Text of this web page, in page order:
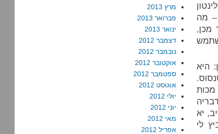
– מה
מכן,
היא
יא
לי
מרץ 2013
פברואר 2013
ינואר 2013
דצמבר 2012
נובמבר 2012
אוקטובר 2012
ספטמבר 2012
אוגוסט 2012
יולי 2012
יוני 2012
מאי 2012
אפריל 2012